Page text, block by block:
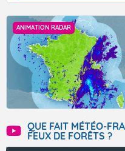
ANIMATION RADAR
QUE FAIT MÉTÉO-
FEUX DE FORÊTS ?